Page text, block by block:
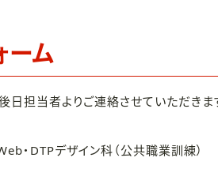
ーム
担当者よりご連絡させていただきま
・DTPデザイン科（公共職業訓練）